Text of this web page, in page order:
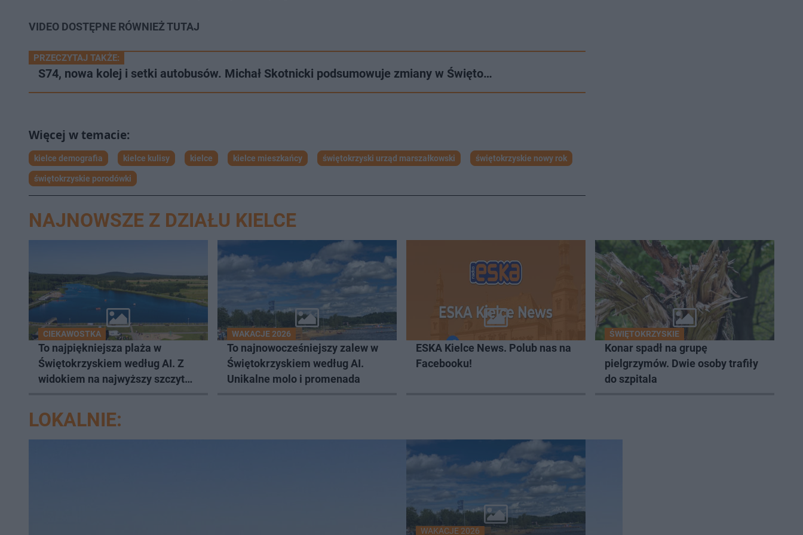
VIDEO DOSTĘPNE RÓWNIEŻ TUTAJ
PRZECZYTAJ TAKŻE:
S74, nowa kolej i setki autobusów. Michał Skotnicki podsumowuje zmiany w Święto…
kielce demografia kielce kulisy kielce kielce mieszkańcy świętokrzyski urząd marszałkowski świętokrzyskie nowy rok
świętokrzyskie porodówki
NAJNOWSZE Z DZIAŁU KIELCE
CIEKAWOSTKA
To najpiękniejsza plaża w
Świętokrzyskiem według AI. Z
widokiem na najwyższy szczyt
WAKACJE 2026
To najnowocześniejszy zalew w
Świętokrzyskiem według AI.
Unikalne molo i promenada
ESKA Kielce News. Polub nas na
Facebooku!
ŚWIĘTOKRZYSKIE
Konar spadł na grupę
pielgrzymów. Dwie osoby trafiły
do szpitala
LOKALNIE:
WAKACJE 2026